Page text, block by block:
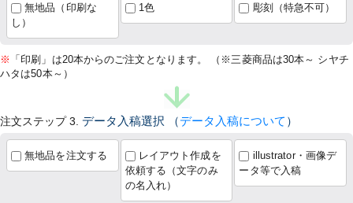
無地品（印刷な
し）
1色 彫刻（特急不可）
※ 「印刷」は20本からのご注文となります。 （※三菱商品は30本～ シヤチ
ハタは50本～）
注文ステップ 3. データ入稿選択 （データ入稿について ）
無地品を注文する
レイアウト作成を
依頼する（文字のみ
の名入れ）
illustrator・画像デ
ータ等で入稿